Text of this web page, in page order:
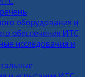
оборудования и
обеспечения ИТС
исследования и